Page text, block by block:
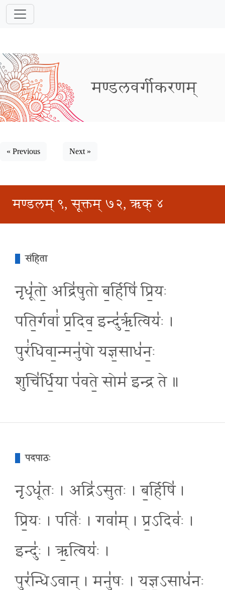
मण्डलवर्गीकरणम्
« Previous Next »
मण्डलम् ९, सूक्तम् ७२, ऋक् ४
संहिता
नृधू॑तो॒ अद्रि॑षुतो ब॒र्हिषि॑ प्रि॒यः
पति॒र्गवां॑ प्र॒दिव॒ इन्दु॑रृ॒त्वियः॑ ।
पुरं॑धिवा॒न्मनु॑षो यज्ञ॒साध॑न॒ः
शुचि॑र्धि॒या प॑वते॒ सोम॑ इन्द्र ते ॥
पदपाठः
नृऽधू॑तः । अद्रि॑ऽसुतः । ब॒र्हिषि॑ ।
प्रि॒यः । पतिः॑ । गवा॑म् । प्र॒ऽदिवः॑ ।
इन्दुः॑ । ऋ॒त्वियः॑ ।
पुर॑न्धिऽवान् । मनु॑षः । य॒ज्ञ॒ऽसाध॑नः